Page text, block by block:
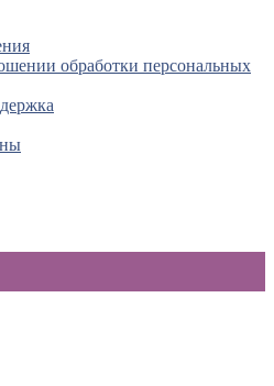
обработки персональных